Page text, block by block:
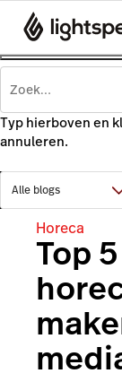
Typ hierboven en
annuleren.
Horeca
Top